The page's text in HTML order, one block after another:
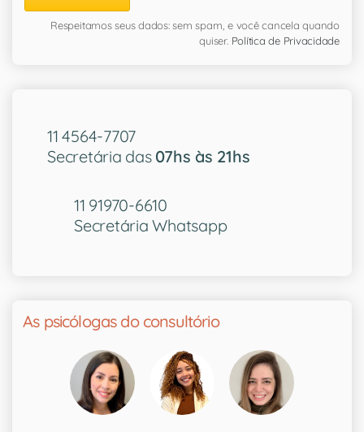
Respeitamos seus dados: sem spam, e você cancela quando
quiser. Política de Privacidade
11 4564-7707
Secretária das 07hs às 21hs
11 91970-6610
Secretária Whatsapp
As psicólogas do consultório